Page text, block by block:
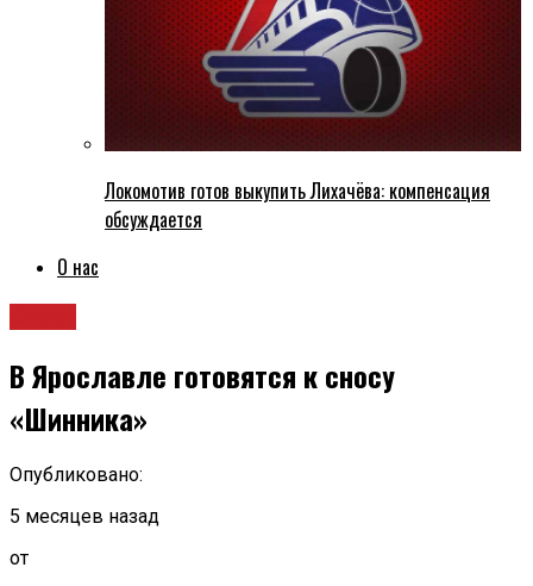
Локомотив готов выкупить Лихачёва: компенсация
обсуждается
О нас
В Ярославле готовятся к сносу
«Шинника»
Опубликовано:
5 месяцев назад
от